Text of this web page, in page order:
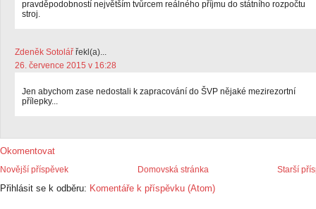
pravděpodobností největším tvůrcem reálného příjmu do státního rozpočtu
stroj.
Zdeněk Sotolář řekl(a)...
26. července 2015 v 16:28
Jen abychom zase nedostali k zapracování do ŠVP nějaké mezirezortní
přílepky...
Okomentovat
Novější příspěvek Starší
Domovská stránka
Přihlásit se k odběru: Komentáře k příspěvku (Atom)